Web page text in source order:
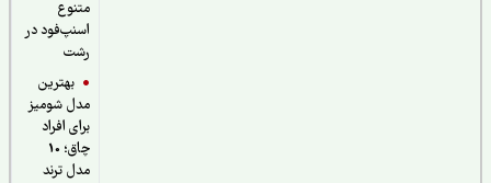
اسنپ‌فود در
بهترین
مدل شومیز
برای افراد
چاق؛ 10
مدل ترند